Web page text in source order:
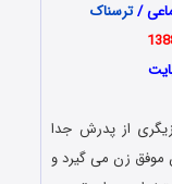
/ترسناک
از پدرش جدا
موفق زن می گیرد و